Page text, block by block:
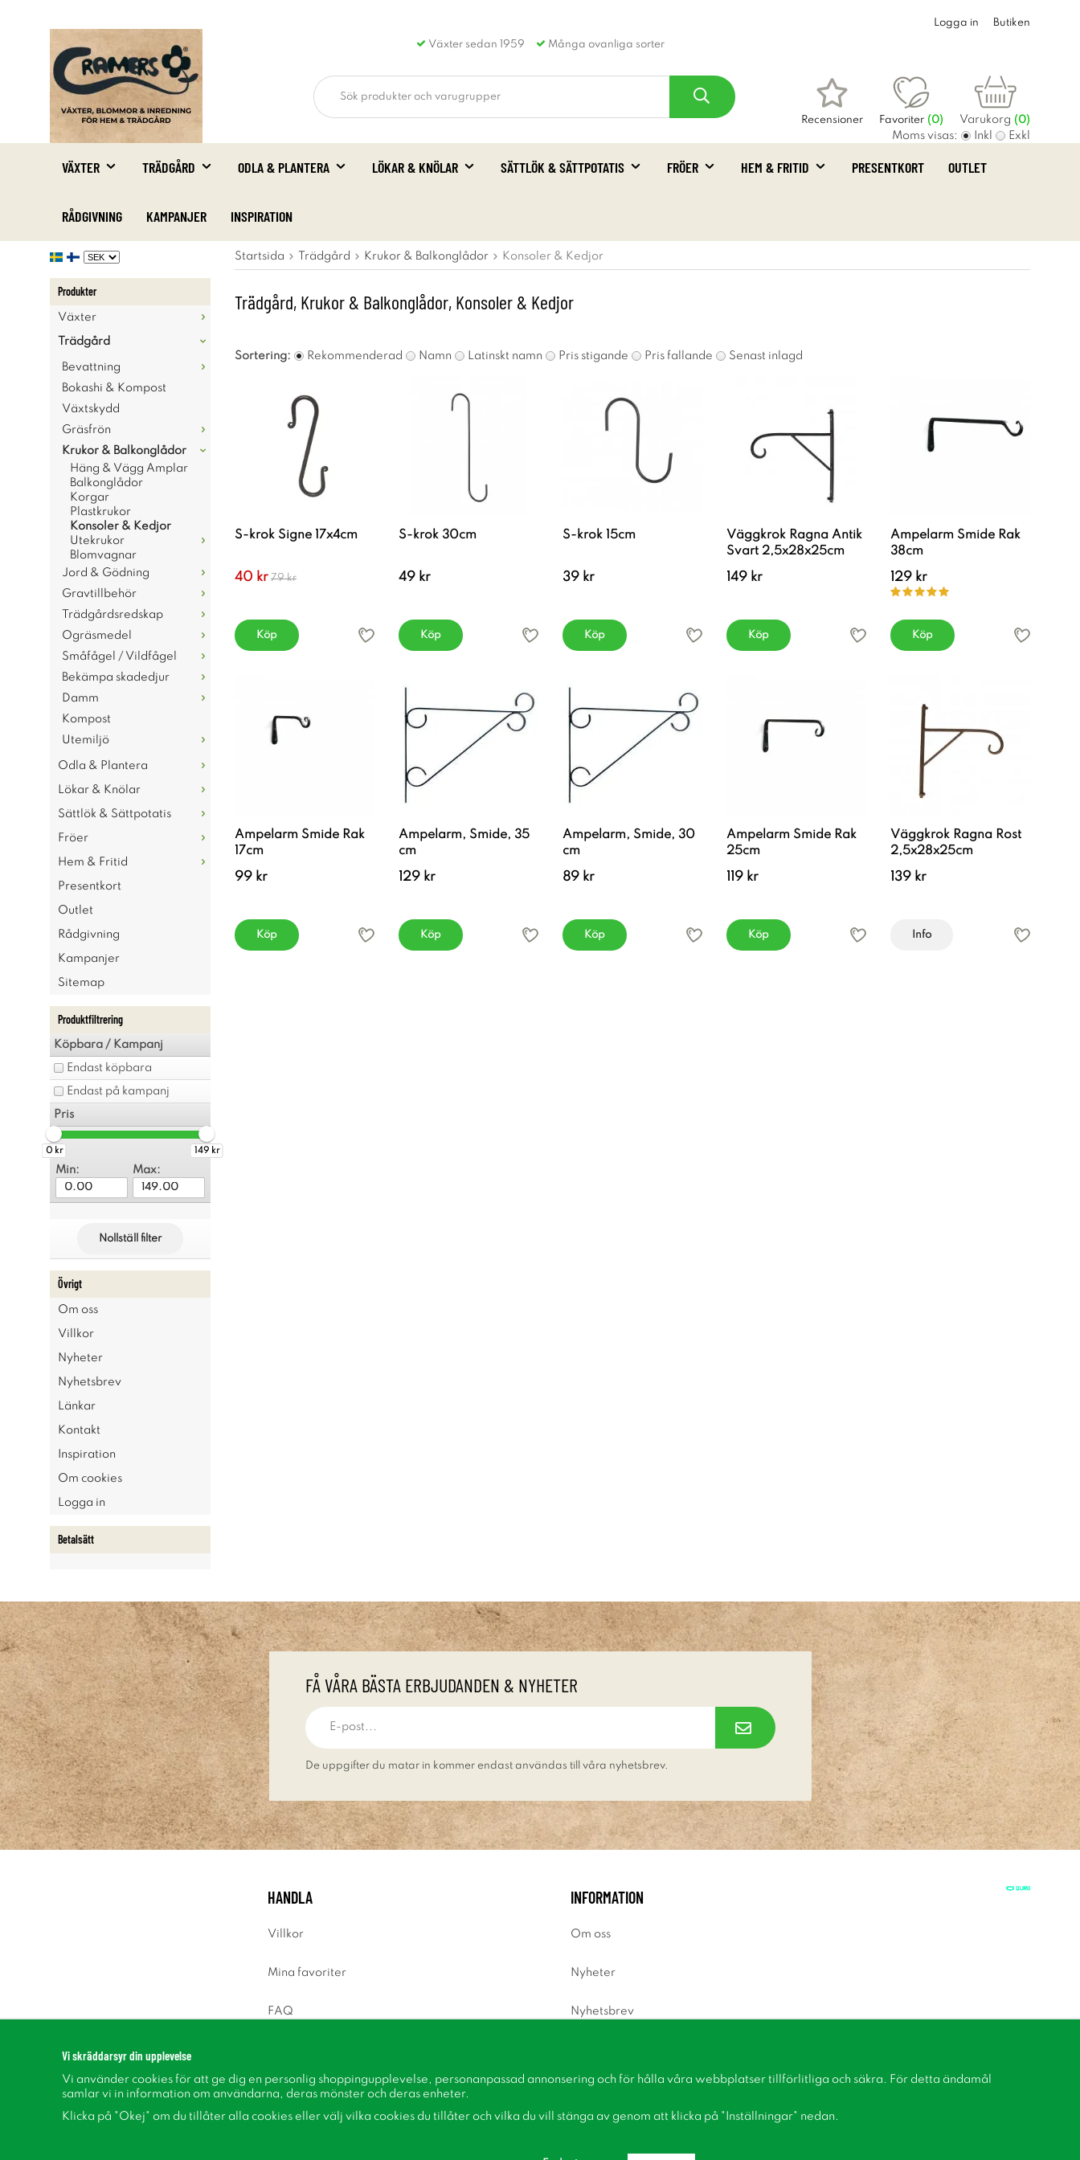
Växter sedan 1959 Många ovanliga sorter
Logga in Butiken
Recensioner Favoriter (0) Varukorg (0)
Moms visas: Inkl Exkl
VÄXTER TRÄDGÅRD ODLA & PLANTERA LÖKAR & KNÖLAR SÄTTLÖK & SÄTTPOTATIS FRÖER HEM & FRITID PRESENTKORT OUTLET
RÅDGIVNING KAMPANJER INSPIRATION
Produkter
Växter
Trädgård
Bevattning
Bokashi & Kompost
Växtskydd
Gräsfrön
Krukor & Balkonglådor
Häng & Vägg Amplar
Balkonglådor
Korgar
Plastkrukor
Konsoler & Kedjor
Utekrukor
Blomvagnar
Jord & Gödning
Gravtillbehör
Trädgårdsredskap
Ogräsmedel
Småfågel / Vildfågel
Bekämpa skadedjur
Damm
Kompost
Utemiljö
Odla & Plantera
Lökar & Knölar
Sättlök & Sättpotatis
Fröer
Hem & Fritid
Presentkort
Outlet
Rådgivning
Kampanjer
Sitemap
Produktfiltrering
Köpbara / Kampanj
Endast köpbara
Endast på kampanj
Pris
0 kr 149 kr
Min: Max:
Nollställ filter
Övrigt
Om oss
Villkor
Nyheter
Nyhetsbrev
Länkar
Kontakt
Inspiration
Om cookies
Logga in
Betalsätt
Startsida Trädgård Krukor & Balkonglådor Konsoler & Kedjor
Trädgård, Krukor & Balkonglådor, Konsoler & Kedjor
Sortering: Rekommenderad Namn Latinskt namn Pris stigande Pris fallande Senast inlagd
S-krok Signe 17x4cm
40 kr 79 kr
Köp
S-krok 30cm
49 kr
Köp
S-krok 15cm
39 kr
Köp
Väggkrok Ragna Antik
Svart 2,5x28x25cm
149 kr
Köp
Ampelarm Smide Rak
38cm
129 kr
Köp
Ampelarm Smide Rak
17cm
99 kr
Köp
Ampelarm, Smide, 35
cm
129 kr
Köp
Ampelarm, Smide, 30
cm
89 kr
Köp
Ampelarm Smide Rak
25cm
119 kr
Köp
Väggkrok Ragna Rost
2,5x28x25cm
139 kr
Info
FÅ VÅRA BÄSTA ERBJUDANDEN & NYHETER
De uppgifter du matar in kommer endast användas till våra nyhetsbrev.
HANDLA
Villkor
Mina favoriter
FAQ
INFORMATION
Om oss
Nyheter
Nyhetsbrev
Inspiration
Vi skräddarsyr din upplevelse
Vi använder cookies för att ge dig en personlig shoppingupplevelse, personanpassad annonsering och för hålla våra webbplatser tillförlitliga och säkra. För detta ändamål
samlar vi in information om användarna, deras mönster och deras enheter.
Klicka på "Okej" om du tillåter alla cookies eller välj vilka cookies du tillåter och vilka du vill stänga av genom att klicka på "Inställningar" nedan.